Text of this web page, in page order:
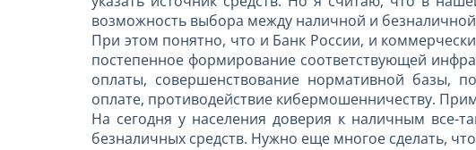
возможность выбора между наличной и
При этом понятно, что и Банк России, и
постепенное формирование соответствующей
оплаты, совершенствование нормативной базы,
оплате, противодействие кибермошенничеству.
На сегодня у населения доверия к наличным
безналичных средств. Нужно еще многое сделать,